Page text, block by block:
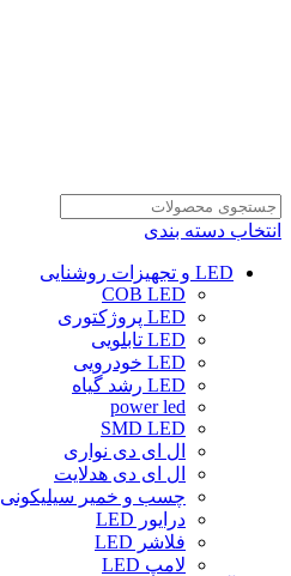
انتخاب دسته بندی
LED و تجهیزات روشنایی
COB LED
LED پروژکتوری
LED تابلویی
LED خودرویی
LED رشد گیاه
power led
SMD LED
ال ای دی نواری
ال ای دی هدلایت
چسب و خمیر سیلیکونی
درایور LED
فلاشر LED
لامپ LED